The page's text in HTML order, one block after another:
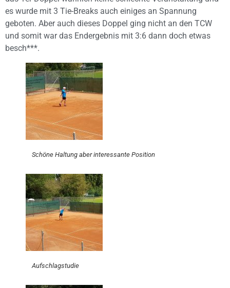
es wurde mit 3 Tie-Breaks auch einiges an Spannung
geboten. Aber auch dieses Doppel ging nicht an den TCW
und somit war das Endergebnis mit 3:6 dann doch etwas
besch***.
Schöne Haltung aber interessante Position
Aufschlagstudie